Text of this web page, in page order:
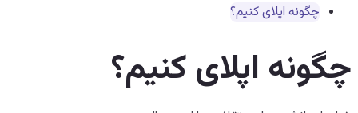
چگونه اپلای کنیم؟
چگونه اپلای کنیم؟